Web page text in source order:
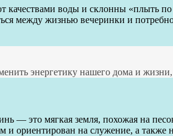
воды и склонны «плыть
между жизнью вечеринки и
энергетику нашего дома и
— это мягкая земля, похожая на
и ориентирован на служение, а